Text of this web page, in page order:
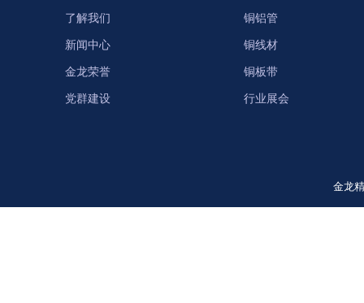
了解我们
新闻中心
金龙荣誉
党群建设
铜铝管
铜线材
铜板带
行业展会
金龙